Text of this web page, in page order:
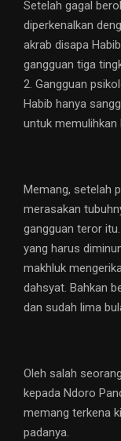
Setelah gagal
diperkenalkan
akrab disapa
gangguan tiga
2. Gangguan
Habib hanya
untuk memulihkan
Memang, setelah
merasakan
gangguan teror
yang harus
makhluk
dahsyat. Bahkan
dan sudah lima
Oleh salah
kepada Ndoro
memang terkena
padanya.